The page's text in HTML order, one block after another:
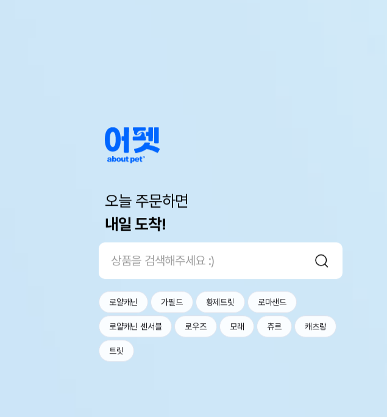
오늘 주문하면
내일 도착!
로얄캐닌 가필드 황제트릿 로마샌드
로얄캐닌 센서블 로우즈 모래 츄르 캐츠랑
트릿